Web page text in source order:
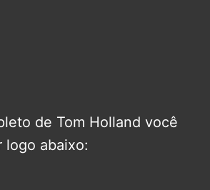
de Tom Holland você
logo abaixo: